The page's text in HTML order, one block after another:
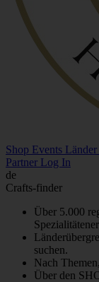
Shop Events Länder
Partner Log In
de
Crafts-finder
Über 5.000
suchen.
Nach
Über den